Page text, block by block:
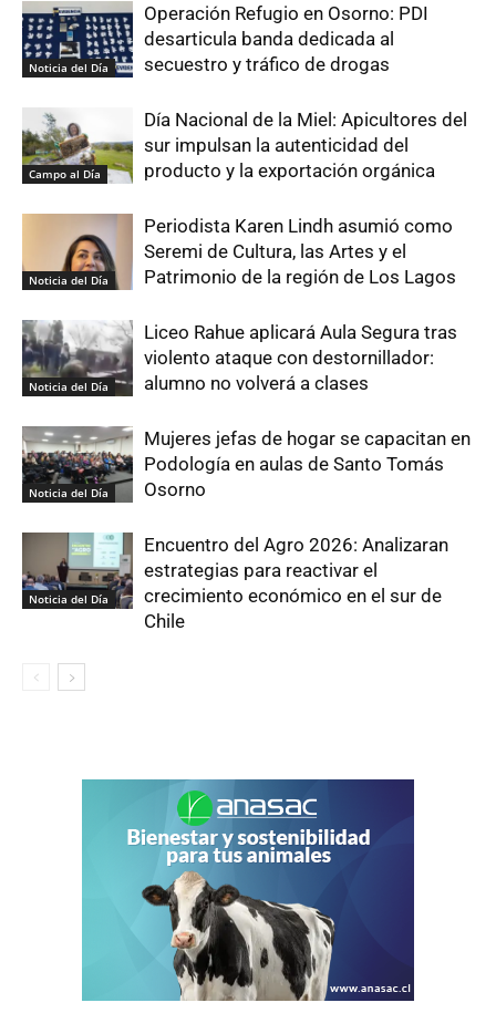
Noticia del Día
Operación Refugio en Osorno: PDI
desarticula banda dedicada al
secuestro y tráfico de drogas
Campo al Día
Día Nacional de la Miel: Apicultores del
sur impulsan la autenticidad del
producto y la exportación orgánica
Noticia del Día
Periodista Karen Lindh asumió como
Seremi de Cultura, las Artes y el
Patrimonio de la región de Los Lagos
Noticia del Día
Liceo Rahue aplicará Aula Segura tras
violento ataque con destornillador:
alumno no volverá a clases
Noticia del Día
Mujeres jefas de hogar se capacitan en
Podología en aulas de Santo Tomás
Osorno
Noticia del Día
Encuentro del Agro 2026: Analizaran
estrategias para reactivar el
crecimiento económico en el sur de
Chile